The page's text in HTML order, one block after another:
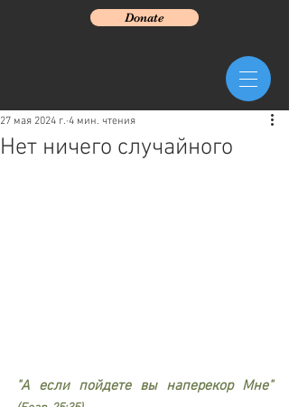
Donate
Нет ничего случайного
27 мая 2024 г. 4 мин. чтения
"А если пойдете вы наперекор Мне"